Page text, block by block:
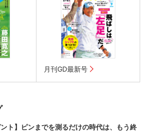
月刊GD最新号
ント】ピンまでを測るだけの時代は、もう終